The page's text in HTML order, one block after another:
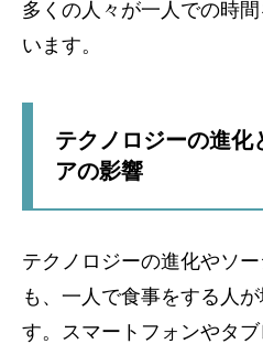
多くの人々が一人での時
います。
テクノロジーの進化
アの影響
テクノロジーの進化やソ
も、一人で食事をする人
す。スマートフォンやタ